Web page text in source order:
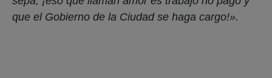
que el Gobierno de la Ciudad se haga cargo!».